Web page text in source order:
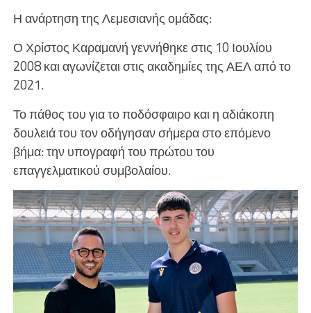
Η ανάρτηση της Λεμεσιανής ομάδας:
Ο Χρίστος Καραμανή γεννήθηκε στις 10 Ιουλίου
2008 και αγωνίζεται στις ακαδημίες της ΑΕΛ από το
2021.
Το πάθος του για το ποδόσφαιρο και η αδιάκοπη
δουλειά του τον οδήγησαν σήμερα στο επόμενο
βήμα: την υπογραφή του πρώτου του
επαγγελματικού συμβολαίου.